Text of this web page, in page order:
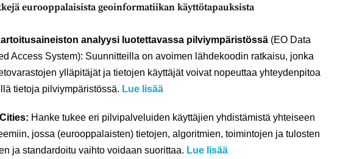
eurooppalaisista geoinformatiikan käyttötapauksista
analyysi luotettavassa pilviympäristössä (EO Data
Access System): Suunnitteilla on avoimen lähdekoodin ratkaisu, jonka
ylläpitäjät ja tietojen käyttäjät voivat nopeuttaa yhteydenpitoa
tietoja pilviympäristössä. Lue lisää
Hanke tukee eri pilvipalveluiden käyttäjien yhdistämistä yhteiseen
jossa (eurooppalaisten) tietojen, algoritmien, toimintojen ja tulosten
ja standardoitu vaihto voidaan suorittaa. Lue lisää